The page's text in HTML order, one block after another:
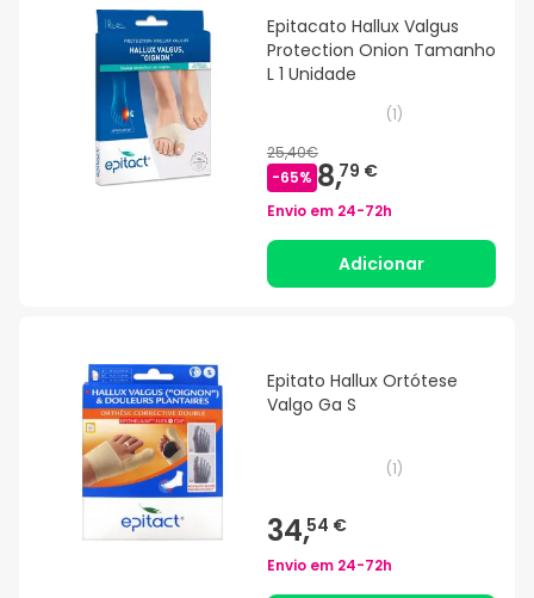
Epitacato Hallux Valgus
Protection Onion Tamanho
L 1 Unidade
(1)
25,40€
-65% 8,79 €
Envio em 24-72h
Adicionar
Epitato Hallux Ortótese
Valgo Ga S
(1)
34,54 €
Envio em 24-72h